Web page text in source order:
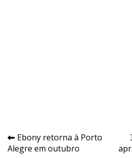
Navegação
Ebony retorna à Porto
Alegre em outubro